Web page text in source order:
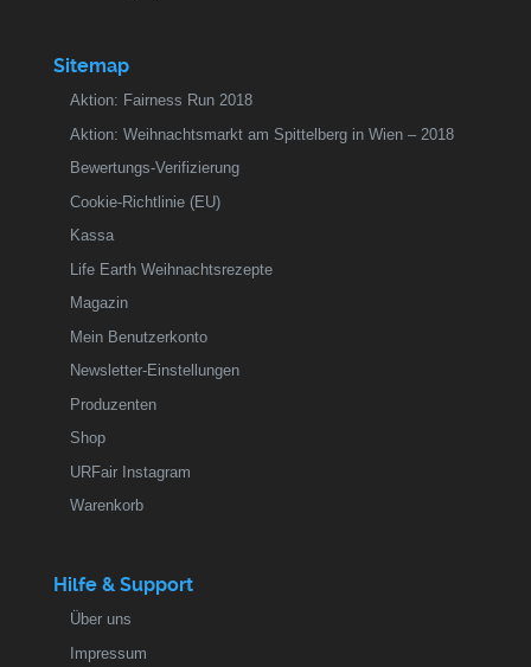
Sitemap
Aktion: Fairness Run 2018
Aktion: Weihnachtsmarkt am Spittelberg in Wien – 2018
Bewertungs-Verifizierung
Cookie-Richtlinie (EU)
Kassa
Life Earth Weihnachtsrezepte
Magazin
Mein Benutzerkonto
Newsletter-Einstellungen
Produzenten
Shop
URFair Instagram
Warenkorb
Hilfe & Support
Über uns
Impressum